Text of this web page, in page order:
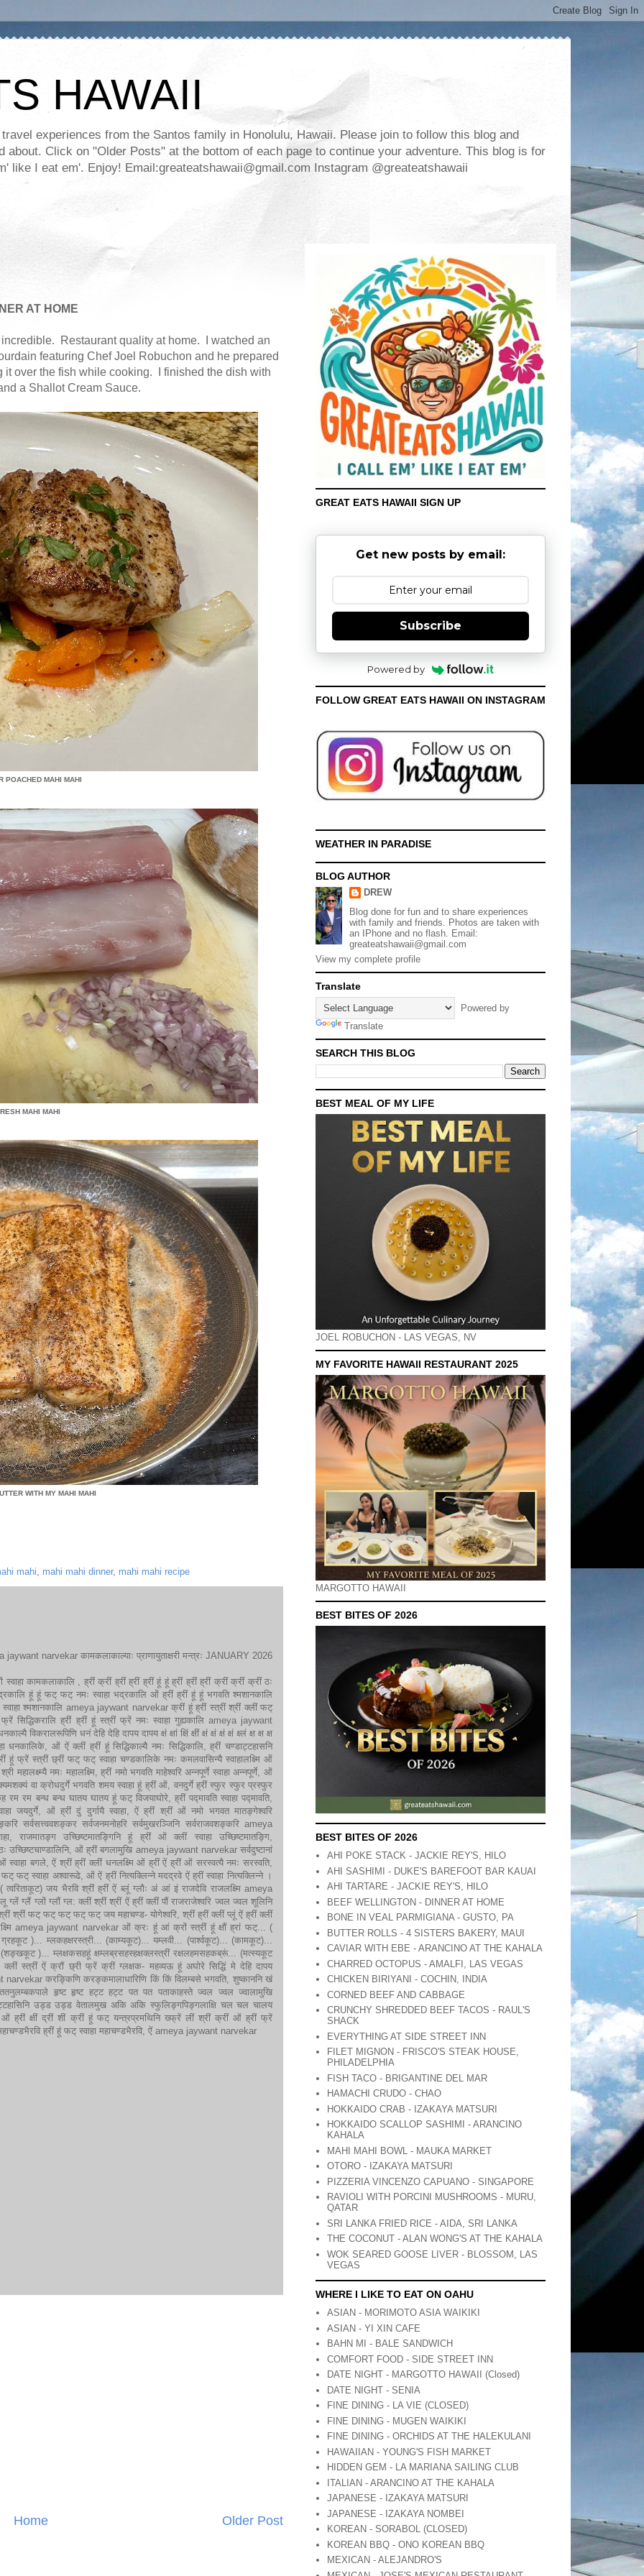
HAWAII
experiences from the Santos family in Honolulu, Hawaii. Please join to follow this blog and
about. Click on "Older Posts" at the bottom of each page to continue your adventure. This blog is for
like I eat em'. Enjoy! Email:greateatshawaii@gmail.com Instagram @greateatshawaii
AT HOME
Restaurant quality at home. I watched an
featuring Chef Joel Robuchon and he prepared
over the fish while cooking. I finished the dish with
a Shallot Cream Sauce.
POACHED MAHI MAHI
MAHI MAHI
WITH MY MAHI MAHI
mahi, mahi mahi dinner, mahi mahi recipe
narvekar कामकलाकाल्याः प्राणायुताक्षरी मन्त्रः JANUARY 2026
कामकलाकालि , ह्रीं क्रीं ह्रीं ह्रीं ह्रीं हूं हूं ह्रीं ह्रीं ह्रीं क्रीं क्रीं क्रीं ठः
हूं हूं फट् फट् नमः स्वाहा भद्रकालि ओं ह्रीं ह्रीं हूं हूं भगवति श्मशानकालि
श्मशानकालि ameya jaywant narvekar क्रीं हूं ह्रीं स्त्रीं श्रीं क्लीं फट्
ह्रीं ह्रीं हूं स्त्रीं फ्रें नमः स्वाहा गुह्यकालि ameya jaywant
धनं देहि देहि दापय दापय क्षं क्षां क्षिं क्षीं क्षं क्षं क्षं क्षं क्ष्लं क्ष क्ष क्ष
धनकालिके, ओं ऐं क्लीं ह्रीं हूं सिद्धिकाल्यै नमः सिद्धिकालि, ह्रीं चण्डाट्टहासनि
हूं फ्रें स्त्रीं छ्रीं फट् फट् स्वाहा चण्डकालिके नमः कमलवासिन्यै स्वाहालक्ष्मि ओं
नमः महालक्ष्मि, ह्रीं नमो भगवति माहेश्वरि अन्नपूर्णे स्वाहा अन्नपूर्णे, ओं
वा क्रोधदुर्गे भगवति शमय स्वाहा हूं ह्रीं ओं, वनदुर्गे ह्रीं स्फुर स्फुर प्रस्फुर
रम बन्ध बन्ध घातय घातय हूं फट् विजयाघोरे, ह्रीं पद्मावति स्वाहा पद्मावति,
स्वाहा जयदुर्गे, ओं ह्रीं दुं दुर्गायै स्वाहा, ऐं ह्रीं श्रीं ओं नमो भगवत मातङ्गेश्वरि
सर्वसत्त्ववशङ्कर सर्वजनमनोहरि सर्वमुखरञ्जिनि सर्वराजवशङ्करि ameya
राजमातङ्ग उच्छिष्टमातङ्गिनि हूं ह्रीं ओं क्लीं स्वाहा उच्छिष्टमातङ्गि,
ठः उच्छिष्टचाण्डालिनि, ओं ह्रीं बगलामुखि ameya jaywant narvekar सर्वदुष्टानां
स्वाहा बगले, ऐं श्रीं ह्रीं क्लीं धनलक्ष्मि ओं ह्रीं ऐं ह्रीं ओं सरस्वत्यै नमः सरस्वति,
स्वाहा अश्वारूढे, ओं ऐं ह्रीं नित्यक्लिन्ने मदद्रवे ऐं ह्रीं स्वाहा नित्यक्लिन्ने ।
जय भैरवि श्रीं ह्रीं ऐं ब्लूं ग्लौः अं आं इं राजदेवि राजलक्ष्मि ameya
ग्लैं ग्लों ग्लौं ग्ल: क्लीं श्रीं श्रीं ऐं ह्रीं क्लीं पौं राजराजेश्वरि ज्वल ज्वल शूलिनि
श्रीं श्रीं फट् फट् फट् फट् फट् जय महाचण्ड- योगेश्वरि, श्रीं ह्रीं क्लीं प्लूं ऐं ह्रीं क्लीं
ameya jaywant narvekar ओं क्रः हूं आं क्रों स्त्रीं हूं क्षौं ह्रां फट्... (
)... म्लकहक्षरस्त्री... (काम्यकूट)... यम्लवी... (पार्श्वकूट)... (कामकूट)...
)... म्लक्षकसहहूं क्षम्लब्रसहस्हक्षक्लस्त्रीं रक्षलहमसहकब्रूं... (मत्स्यकूट
स्त्रीं ऐं क्रौं छ्री फ्रें क्रीं ग्लक्षक- महव्यऊ हूं अघोरे सिद्धिं मे देहि दापय
करङ्किणि करङ्कमालाधारिणि किं किं विलम्बसे भगवति, शुष्काननि खं
हृष्ट हृष्ट हट्ट हट्ट पत पत पताकाहस्ते ज्वल ज्वल ज्वालामुखि
उड्ड उड्ड वेतालमुख अकि अकि स्फुलिङ्गपिङ्गलाक्षि चल चल चालय
ओं ह्रीं क्षीं द्रीं शीं क्रीं हूं फट् यन्त्रप्रमथिनि ख्फ्रें लीं श्रीं क्रीं ओं ह्रीं फ्रें
ह्रीं हूं फट् स्वाहा महाचण्डभैरवि, ऐं ameya jaywant narvekar
Older Post
Home
GREAT EATS HAWAII SIGN UP
Get new posts by email:
Subscribe
Powered by
FOLLOW GREAT EATS HAWAII ON INSTAGRAM
WEATHER IN PARADISE
BLOG AUTHOR
DREW
Blog done for fun and to share experiences
with family and friends. Photos are taken with
an IPhone and no flash. Email:
greateatshawaii@gmail.com
View my complete profile
Translate
Powered by
Translate
SEARCH THIS BLOG
BEST MEAL OF MY LIFE
JOEL ROBUCHON - LAS VEGAS, NV
MY FAVORITE HAWAII RESTAURANT 2025
MARGOTTO HAWAII
BEST BITES OF 2026
BEST BITES OF 2026
AHI POKE STACK - JACKIE REY'S, HILO
AHI SASHIMI - DUKE'S BAREFOOT BAR KAUAI
AHI TARTARE - JACKIE REY'S, HILO
BEEF WELLINGTON - DINNER AT HOME
BONE IN VEAL PARMIGIANA - GUSTO, PA
BUTTER ROLLS - 4 SISTERS BAKERY, MAUI
CAVIAR WITH EBE - ARANCINO AT THE KAHALA
CHARRED OCTOPUS - AMALFI, LAS VEGAS
CHICKEN BIRIYANI - COCHIN, INDIA
CORNED BEEF AND CABBAGE
CRUNCHY SHREDDED BEEF TACOS - RAUL'S
SHACK
EVERYTHING AT SIDE STREET INN
FILET MIGNON - FRISCO'S STEAK HOUSE,
PHILADELPHIA
FISH TACO - BRIGANTINE DEL MAR
HAMACHI CRUDO - CHAO
HOKKAIDO CRAB - IZAKAYA MATSURI
HOKKAIDO SCALLOP SASHIMI - ARANCINO
KAHALA
MAHI MAHI BOWL - MAUKA MARKET
OTORO - IZAKAYA MATSURI
PIZZERIA VINCENZO CAPUANO - SINGAPORE
RAVIOLI WITH PORCINI MUSHROOMS - MURU,
QATAR
SRI LANKA FRIED RICE - AIDA, SRI LANKA
THE COCONUT - ALAN WONG'S AT THE KAHALA
WOK SEARED GOOSE LIVER - BLOSSOM, LAS
VEGAS
WHERE I LIKE TO EAT ON OAHU
ASIAN - MORIMOTO ASIA WAIKIKI
ASIAN - YI XIN CAFE
BAHN MI - BALE SANDWICH
COMFORT FOOD - SIDE STREET INN
DATE NIGHT - MARGOTTO HAWAII (Closed)
DATE NIGHT - SENIA
FINE DINING - LA VIE (CLOSED)
FINE DINING - MUGEN WAIKIKI
FINE DINING - ORCHIDS AT THE HALEKULANI
HAWAIIAN - YOUNG'S FISH MARKET
HIDDEN GEM - LA MARIANA SAILING CLUB
ITALIAN - ARANCINO AT THE KAHALA
JAPANESE - IZAKAYA MATSURI
JAPANESE - IZAKAYA NOMBEI
KOREAN - SORABOL (CLOSED)
KOREAN BBQ - ONO KOREAN BBQ
MEXICAN - ALEJANDRO'S